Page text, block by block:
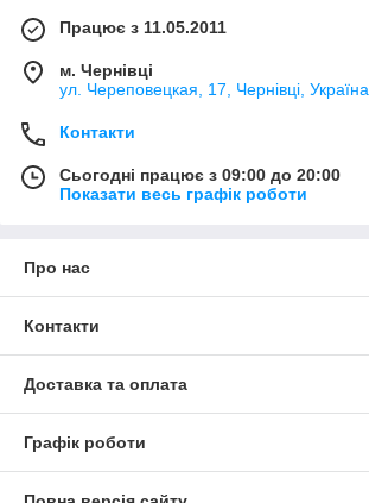
Працює з 11.05.2011
м. Чернівці
ул. Череповецкая, 17, Чернівці, Україна
Контакти
Сьогодні працює з 09:00 до 20:00
Показати весь графік роботи
Про нас
Контакти
Доставка та оплата
Графік роботи